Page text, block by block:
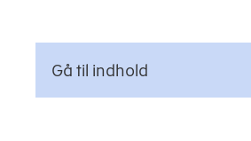
Gå til indhold